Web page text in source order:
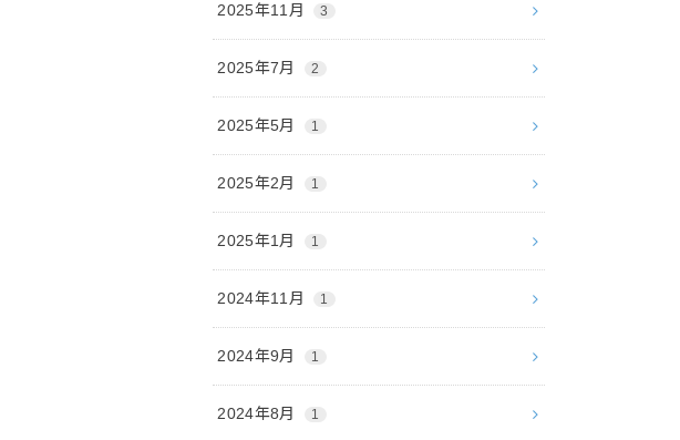
2025年11月 3
2025年7月 2
2025年5月 1
2025年2月 1
2025年1月 1
2024年11月 1
2024年9月 1
2024年8月 1